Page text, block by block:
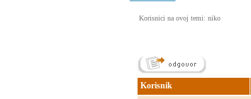
Korisnici na ovoj temi: niko
Korisnik